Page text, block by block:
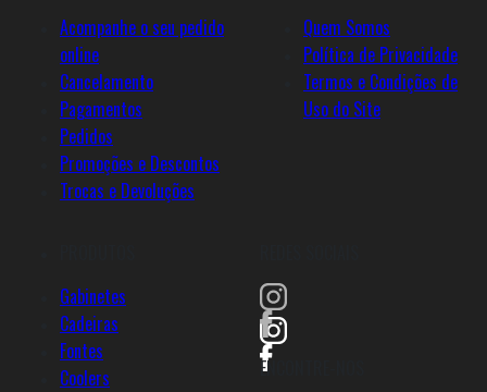
Acompanhe o seu pedido
online
Cancelamento
Pagamentos
Pedidos
Promoções e Descontos
Trocas e Devoluções
Quem Somos
Política de Privacidade
Termos e Condições de
Uso do Site
Gabinetes
Cadeiras
Fontes
Coolers
ENCONTRE-NOS